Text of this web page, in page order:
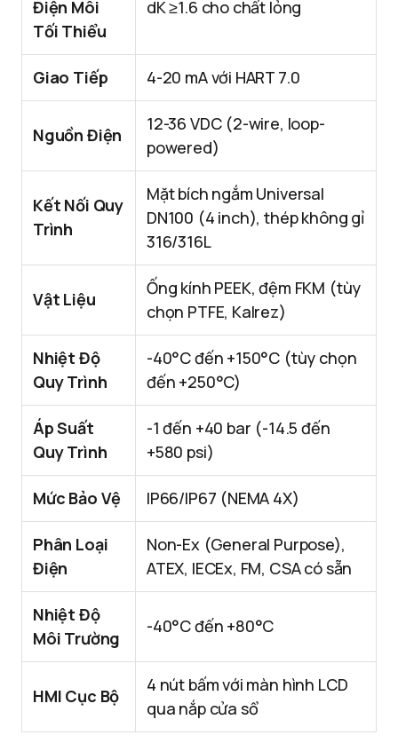
Điện Môi
Tối Thiểu
dK ≥1.6 cho chất lỏng
Giao Tiếp 4-20 mA với HART 7.0
Nguồn Điện
12-36 VDC (2-wire, loop-
powered)
Kết Nối Quy
Trình
Mặt bích ngắm Universal
DN100 (4 inch), thép không gỉ
316/316L
Vật Liệu
Ống kính PEEK, đệm FKM (tùy
chọn PTFE, Kalrez)
Nhiệt Độ
Quy Trình
-40°C đến +150°C (tùy chọn
đến +250°C)
Áp Suất
Quy Trình
-1 đến +40 bar (-14.5 đến
+580 psi)
Mức Bảo Vệ IP66/IP67 (NEMA 4X)
Phân Loại
Điện
Non-Ex (General Purpose),
ATEX, IECEx, FM, CSA có sẵn
Nhiệt Độ
Môi Trường
-40°C đến +80°C
HMI Cục Bộ
4 nút bấm với màn hình LCD
qua nắp cửa sổ